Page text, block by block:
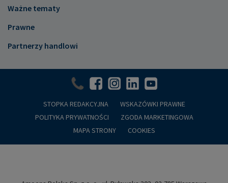
Ważne tematy
Prawne
Partnerzy handlowi
STOPKA REDAKCYJNA
WSKAZÓWKI PRAWNE
POLITYKA PRYWATNOŚCI
ZGODA MARKETINGOWA
MAPA STRONY
COOKIES